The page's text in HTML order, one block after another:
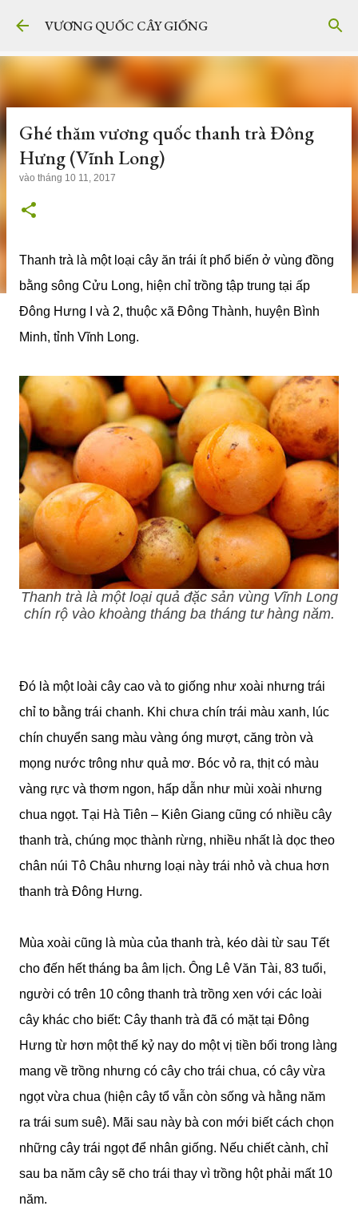
Chuyển đến nội dung chính
VƯƠNG QUỐC CÂY GIỐNG
Ghé thăm vương quốc thanh trà Đông
Hưng (Vĩnh Long)
vào tháng 10 11, 2017
Thanh trà là một loại cây ăn trái ít phổ biến ở vùng đồng
bằng sông Cửu Long, hiện chỉ trồng tập trung tại ấp
Đông Hưng I và 2, thuộc xã Đông Thành, huyện Bình
Minh, tỉnh Vĩnh Long.
Thanh trà là một loại quả đặc sản vùng Vĩnh Long
chín rộ vào khoàng tháng ba tháng tư hàng năm.
Đó là một loài cây cao và to giống như xoài nhưng trái
chỉ to bằng trái chanh. Khi chưa chín trái màu xanh, lúc
chín chuyển sang màu vàng óng mượt, căng tròn và
mọng nước trông như quả mơ. Bóc vỏ ra, thịt có màu
vàng rực và thơm ngon, hấp dẫn như mùi xoài nhưng
chua ngọt. Tại Hà Tiên – Kiên Giang cũng có nhiều cây
thanh trà, chúng mọc thành rừng, nhiều nhất là dọc theo
chân núi Tô Châu nhưng loại này trái nhỏ và chua hơn
thanh trà Đông Hưng.
Mùa xoài cũng là mùa của thanh trà, kéo dài từ sau Tết
cho đến hết tháng ba âm lịch. Ông Lê Văn Tài, 83 tuổi,
người có trên 10 công thanh trà trồng xen với các loài
cây khác cho biết: Cây thanh trà đã có mặt tại Đông
Hưng từ hơn một thế kỷ nay do một vị tiền bối trong làng
mang về trồng nhưng có cây cho trái chua, có cây vừa
ngọt vừa chua (hiện cây tổ vẫn còn sống và hằng năm
ra trái sum suê). Mãi sau này bà con mới biết cách chọn
những cây trái ngọt để nhân giống. Nếu chiết cành, chỉ
sau ba năm cây sẽ cho trái thay vì trồng hột phải mất 10
năm.